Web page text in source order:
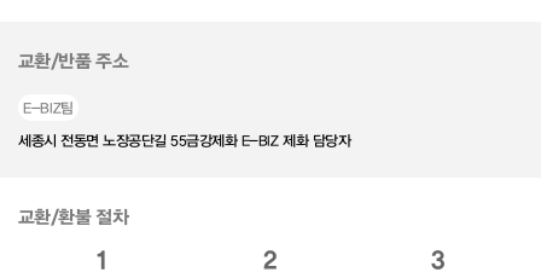
교환/반품 주소
E-BIZ팀
세종시 전동면 노장공단길 55금강제화 E-BIZ 제화 담당자
교환/환불 절차
1 2 3